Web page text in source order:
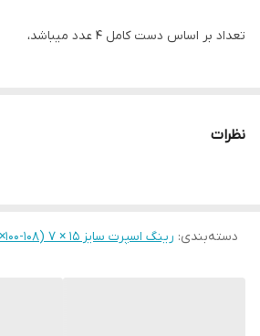
تعداد بر اساس دست کامل ۴ عدد میباشد،
نظرات
دسته‌بندی: رینگ اسپرت سایز ۱۵ × ۷ (۱۰۸-۱۰۰×۸) رخ مشکی